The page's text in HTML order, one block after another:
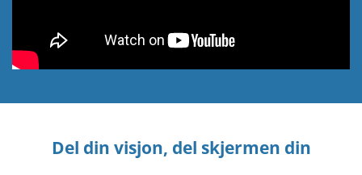
Del din visjon, del skjermen din